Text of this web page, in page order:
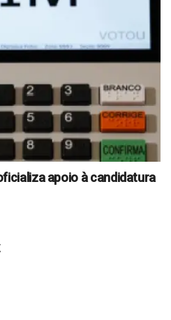
apoio à candidatura